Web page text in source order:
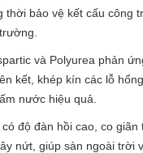
thời bảo vệ kết cấu công
và Polyurea phản
kết, khép kín các lỗ
nước hiệu quả.
độ đàn hồi cao, co giãn
nứt, giúp sàn ngoài trời